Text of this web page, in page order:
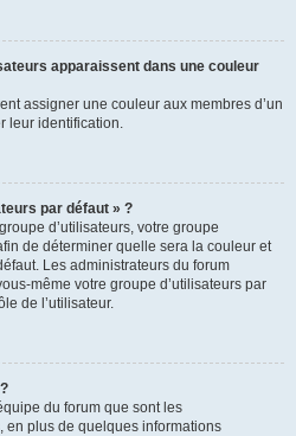
apparaissent dans une couleur
assigner une couleur aux membres d’un
leur identification.
par défaut » ?
d’utilisateurs, votre groupe
de déterminer quelle sera la couleur et
Les administrateurs du forum
même votre groupe d’utilisateurs par
de l’utilisateur.
du forum que sont les
en plus de quelques informations